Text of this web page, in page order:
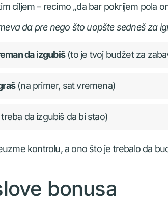
ciljem – recimo „da bar pokrijem pola
da pre nego što uopšte sedneš za
da izgubiš(to je tvoj budžet za
(na primer, sat vremena)
da izgubiš da bi stao)
kontrolu, a ono što je trebalo da
bonusa